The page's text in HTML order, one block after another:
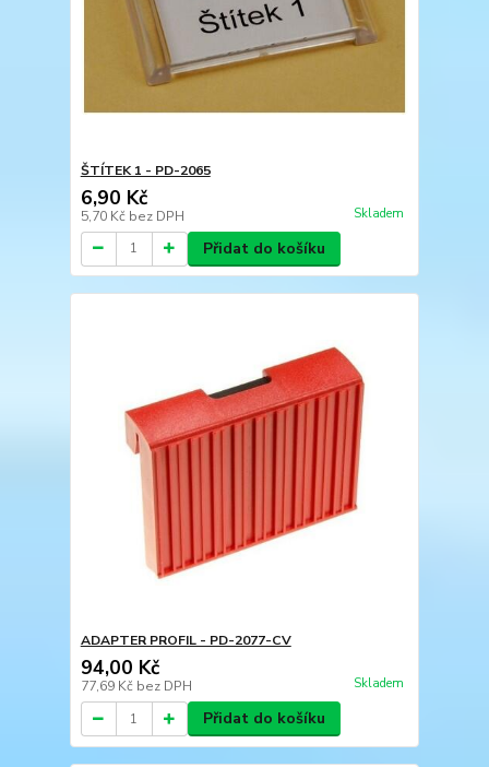
ŠTÍTEK 1 - PD-2065
6,90 Kč
5,70 Kč bez DPH Skladem
Přidat do košíku
ADAPTER PROFIL - PD-2077-CV
94,00 Kč
77,69 Kč bez DPH Skladem
Přidat do košíku